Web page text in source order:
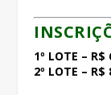
1º LOTE – R$
2º LOTE – R$